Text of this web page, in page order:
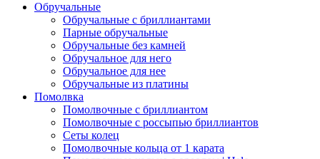
Обручальные
Обручальные с бриллиантами
Парные обручальные
Обручальные без камней
Обручальное для него
Обручальное для нее
Обручальные из платины
Помолвка
Помолвочные с бриллиантом
Помолвочные с россыпью бриллиантов
Сеты колец
Помолвочные кольца от 1 карата